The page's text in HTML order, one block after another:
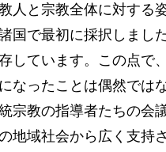
人と宗教全体に対する
国で最初に採択しまし
しています。この点で
なったことは偶然では
宗教の指導者たちの会
地域社会から広く支持